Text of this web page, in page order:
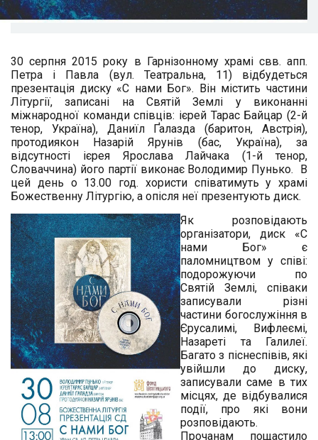
30 серпня 2015 року в Гарнізонному храмі свв. апп.
Петра і Павла (вул. Театральна, 11) відбудеться
презентація диску «С нами Бог». Він містить частини
Літургії, записані на Святій Землі у виконанні
міжнародної команди співців: ієрей Тарас Байцар (2-й
тенор, Україна), Даниїл Ґалазда (баритон, Австрія),
протодиякон Назарій Ярунів (бас, Україна), за
відсутності ієрея Ярослава Лайчака (1-й тенор,
Словаччина) його партії виконає Володимир Пунько. В
цей день о 13.00 год. хористи співатимуть у храмі
Божественну Літургію, а опісля неї презентують диск.
Як розповідають
організатори, диск «С
нами Бог» є
паломництвом у співі:
подорожуючи по
Святій Землі, співаки
записували різні
частини богослужіння в
Єрусалимі, Вифлеємі,
Назареті та Галилеї.
Багато з піснеспівів, які
увійшли до диску,
записували саме в тих
місцях, де відбувалися
події, про які вони
розповідають.
Прочанам пощастило